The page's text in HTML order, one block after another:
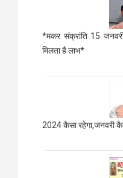
*मकर संक्रांति 15
मिलता है लाभ*
2024 कैसा रहेगा,जनवरी